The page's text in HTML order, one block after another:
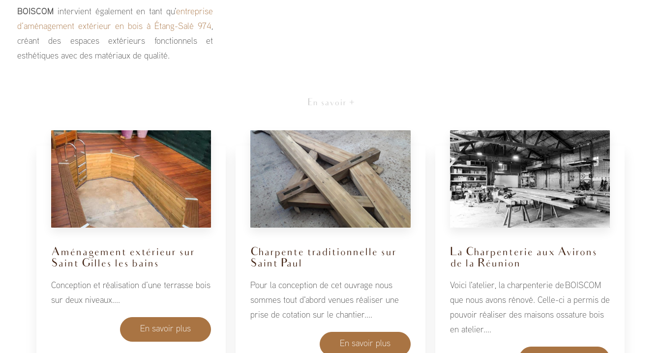
BOISCOM intervient également en tant qu'entreprise
d’aménagement extérieur en bois à Étang-Salé 974,
créant des espaces extérieurs fonctionnels et
esthétiques avec des matériaux de qualité.
En savoir +
Aménagement extérieur sur
Saint Gilles les bains
Conception et réalisation d’une terrasse bois
sur deux niveaux....
En savoir plus
Charpente traditionnelle sur
Saint Paul
Pour la conception de cet ouvrage nous
sommes tout d'abord venues réaliser une
prise de cotation sur le chantier....
En savoir plus
La Charpenterie aux Avirons
de la Réunion
Voici l'atelier, la charpenterie de BOISCOM
que nous avons rénové. Celle-ci a permis de
pouvoir réaliser des maisons ossature bois
en atelier....